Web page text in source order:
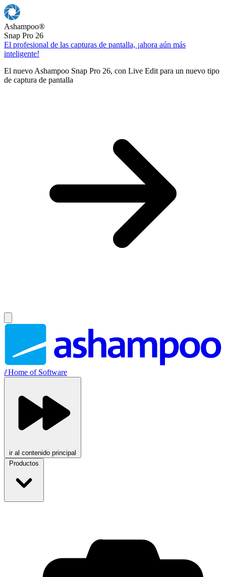
Ashampoo®
Snap Pro 26
El profesional de las capturas de pantalla, ¡ahora aún más
inteligente!
El nuevo Ashampoo Snap Pro 26, con Live Edit para un nuevo tipo
de captura de pantalla
//Home of Software
ir al contenido principal
Productos